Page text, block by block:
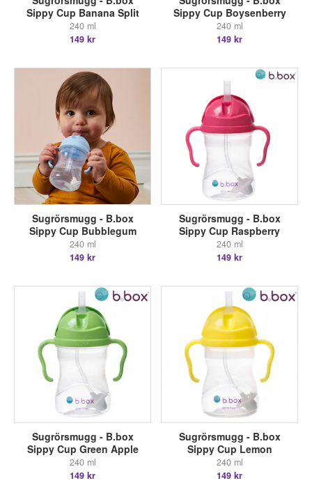
Sippy Cup Banana Split
240 ml
149 kr
Sippy Cup Boysenberry
240 ml
149 kr
Sugrörsmugg - B.box
Sippy Cup Bubblegum
240 ml
149 kr
Sugrörsmugg - B.box
Sippy Cup Raspberry
240 ml
149 kr
Sugrörsmugg - B.box
Sippy Cup Green Apple
240 ml
149 kr
Sugrörsmugg - B.box
Sippy Cup Lemon
240 ml
149 kr